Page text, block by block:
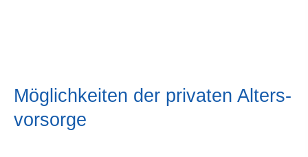
Möglichkeiten der privaten Alters­
vorsorge